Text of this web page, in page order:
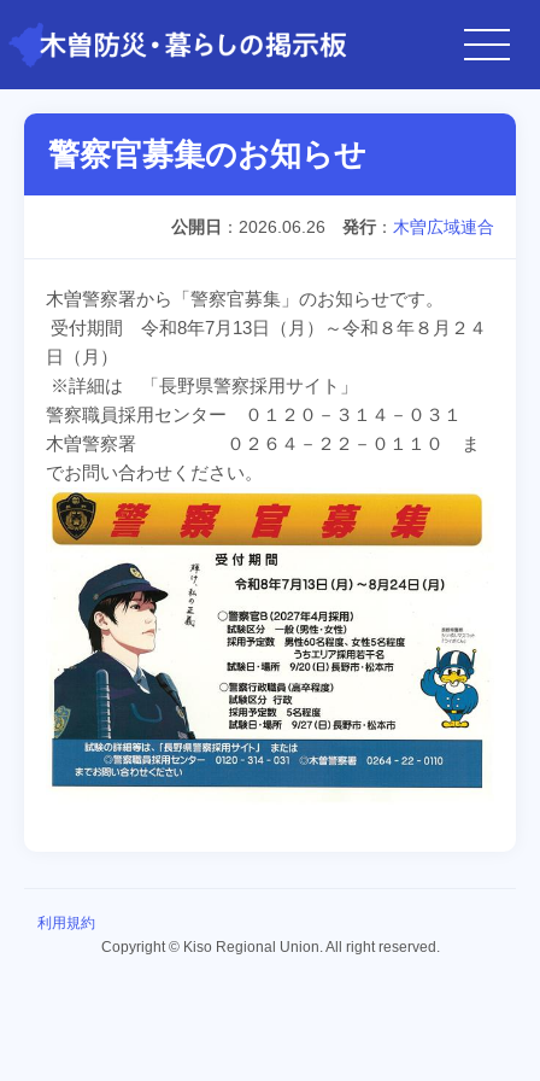
警察官募集のお知らせ
公開日 2026.06.26 発行 木曽広域連合
木曽警察署から「警察官募集」のお知らせです。
受付期間 令和8年7月13日（月）～令和８年８月２４
日（月）
※詳細は 「長野県警察採用サイト」
警察職員採用センター ０１２０－３１４－０３１
木曽警察署 ０２６４－２２－０１１０ ま
でお問い合わせください。
利用規約
Copyright © Kiso Regional Union. All right reserved.